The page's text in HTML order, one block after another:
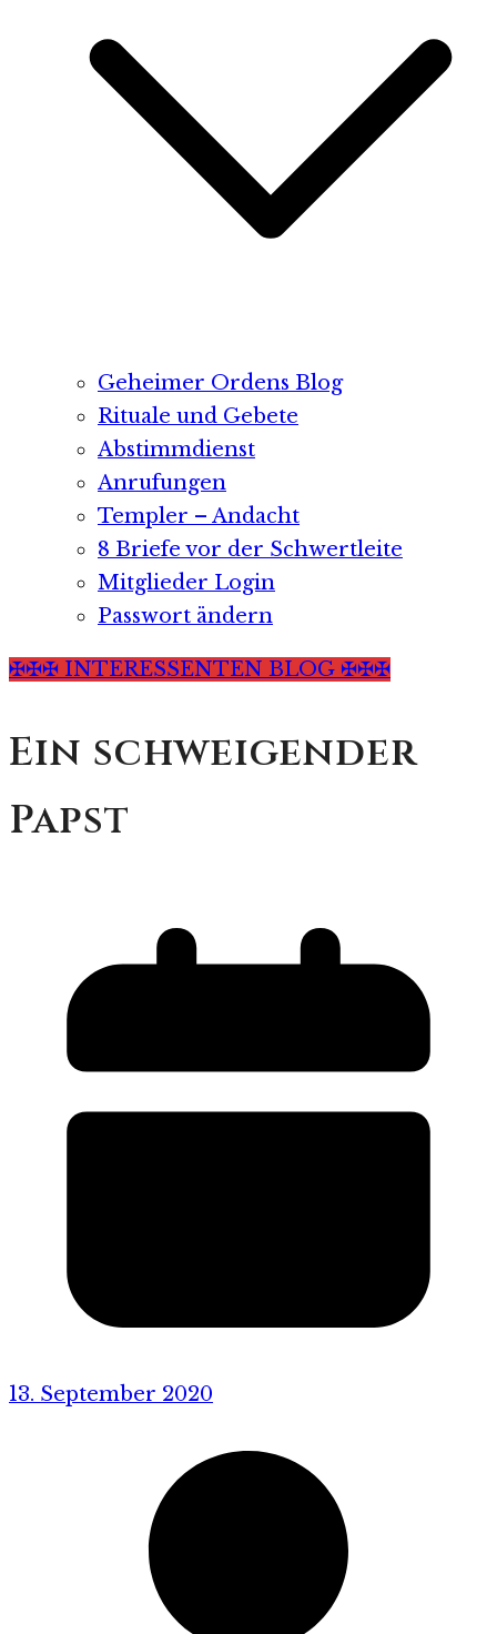
Geheimer Ordens Blog
Rituale und Gebete
Abstimmdienst
Anrufungen
Templer – Andacht
8 Briefe vor der Schwertleite
Mitglieder Login
Passwort ändern
✠✠✠ INTERESSENTEN BLOG ✠✠✠
Ein schweigender
Papst
13. September 2020